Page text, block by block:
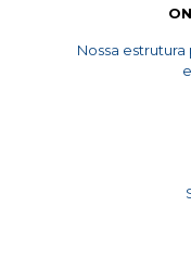
Nossa